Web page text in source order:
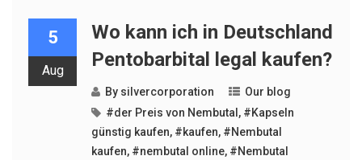
5
Aug
Wo kann ich in Deutschland
Pentobarbital legal kaufen?
By silvercorporation
Our blog
#der Preis von Nembutal , #Kapseln
günstig kaufen, #kaufen, #Nembutal
kaufen, #nembutal online, #Nembutal